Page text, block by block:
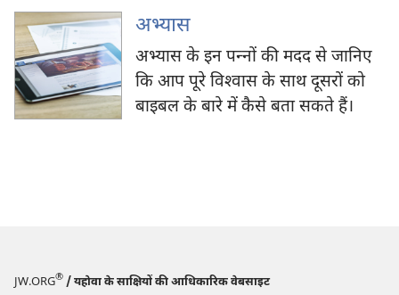
अभ्यास
अभ्यास के इन पन्‍नों की मदद से जानिए
कि आप पूरे विश्‍वास के साथ दूसरों को
बाइबल के बारे में कैसे बता सकते हैं।
JW.ORG® / यहोवा के साक्षियों की आधिकारिक वेबसाइट